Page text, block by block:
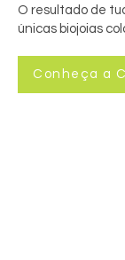
O resultado de
únicas biojoias
Conheça a